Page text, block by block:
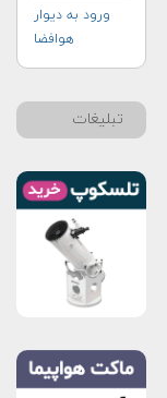
ورود به دیوار
هوافضا
تبلیغات